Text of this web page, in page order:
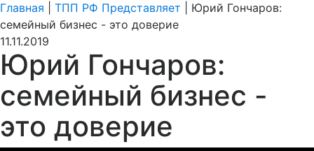
Главная ТПП РФ Представляет
Юрий Гончаров:
семейный бизнес - это доверие
11.11.2019
Юрий Гончаров:
семейный бизнес -
это доверие